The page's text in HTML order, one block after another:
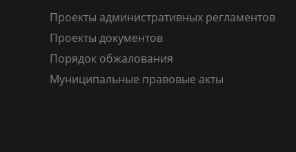
Проекты административных регламентов
Проекты документов
Порядок обжалования
Муниципальные правовые акты